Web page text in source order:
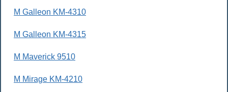
M Galleon KM-4310
M Galleon KM-4315
M Maverick 9510
M Mirage KM-4210